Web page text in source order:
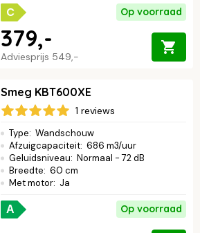
C Op voorraad
Adviesprijs 549,-
379,-
Smeg KBT600XE
1 reviews
Type: Wandschouw
Afzuigcapaciteit: 686 m3/uur
Geluidsniveau: Normaal - 72 dB
Breedte: 60 cm
Met motor: Ja
A Op voorraad